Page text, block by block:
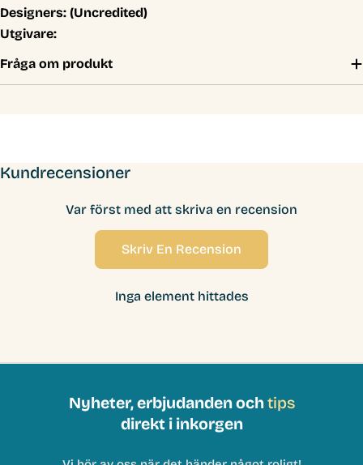
Designers: (Uncredited)
Utgivare:
Fråga om produkt
Kundrecensioner
Var först med att skriva en recension
Skriv En Recension
Inga element hittades
Nyheter, erbjudanden ochtips
direkt i inkorgen